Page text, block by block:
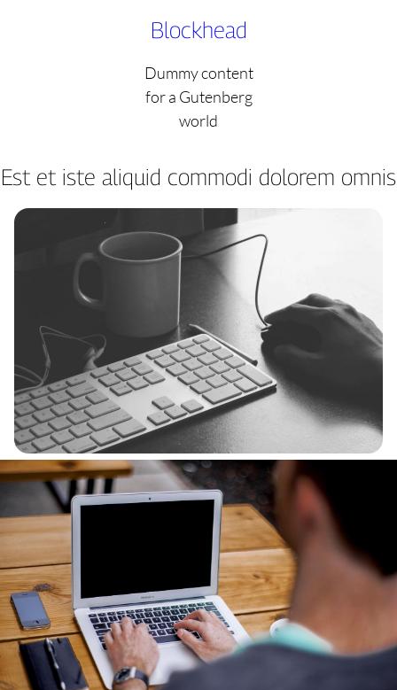
Blockhead
Dummy content
for a Gutenberg
world
Est et iste aliquid commodi dolorem omnis